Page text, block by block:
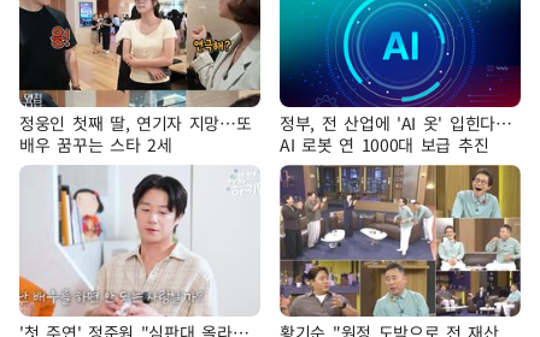
정웅인 첫째 딸, 연기자 지망…또
배우 꿈꾸는 스타 2세
정부, 전 산업에 'AI 옷' 입힌다…
AI 로봇 연 1000대 보급 추진
'첫 주연' 정준원 "심판대 올라… 황기순 "원정 도박으로 전 재산